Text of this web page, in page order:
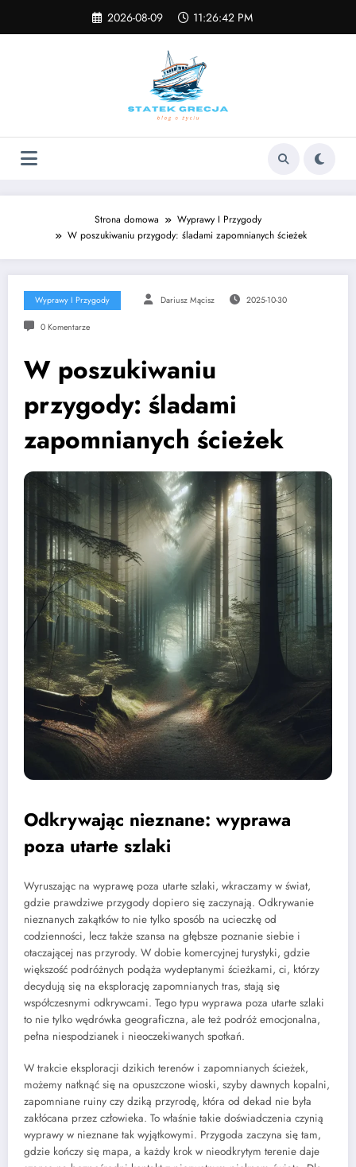
content
2026-08-09 11:26:42 PM
Strona domowa
Wyprawy I Przygody
W poszukiwaniu przygody: śladami zapomnianych ścieżek
Wyprawy I Przygody Dariusz Mącisz 2025-10-30
0 Komentarze
W poszukiwaniu
przygody: śladami
zapomnianych ścieżek
Odkrywając nieznane: wyprawa
poza utarte szlaki
Wyruszając na wyprawę poza utarte szlaki, wkraczamy w świat,
gdzie prawdziwe przygody dopiero się zaczynają. Odkrywanie
nieznanych zakątków to nie tylko sposób na ucieczkę od
codzienności, lecz także szansa na głębsze poznanie siebie i
otaczającej nas przyrody. W dobie komercyjnej turystyki, gdzie
większość podróżnych podąża wydeptanymi ścieżkami, ci, którzy
decydują się na eksplorację zapomnianych tras, stają się
współczesnymi odkrywcami. Tego typu wyprawa poza utarte szlaki
to nie tylko wędrówka geograficzna, ale też podróż emocjonalna,
pełna niespodzianek i nieoczekiwanych spotkań.
W trakcie eksploracji dzikich terenów i zapomnianych ścieżek,
możemy natknąć się na opuszczone wioski, szyby dawnych kopalni,
zapomniane ruiny czy dziką przyrodę, która od dekad nie była
zakłócana przez człowieka. To właśnie takie doświadczenia czynią
wyprawy w nieznane tak wyjątkowymi. Przygoda zaczyna się tam,
gdzie kończy się mapa, a każdy krok w nieodkrytym terenie daje